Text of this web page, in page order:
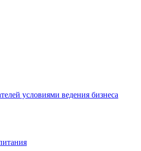
условиями ведения бизнеса